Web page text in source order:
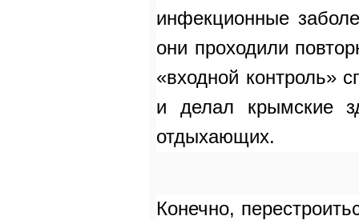
инфекционные
они проходили
«входной контроль»
и делал крымские
отдыхающих.
Конечно,